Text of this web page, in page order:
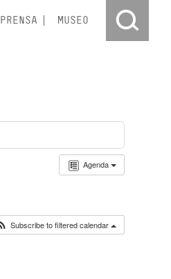
PRENSA MUSEO
Agenda
Subscribe to filtered calendar